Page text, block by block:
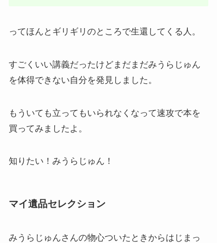
ってほんとギリギリのところで生還してくる人。
すごくいい講義だったけどまだまだみうらじゅん
を体得できない自分を発見しました。
もういても立ってもいられなくなって速攻で本を
買ってみましたよ。
知りたい！みうらじゅん！
マイ遺品セレクション
みうらじゅんさんの物心ついたときからはじまっ